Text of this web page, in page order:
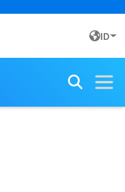
ID